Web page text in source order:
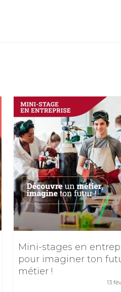
Mini-stages en
pour imaginer ton
métier !
13